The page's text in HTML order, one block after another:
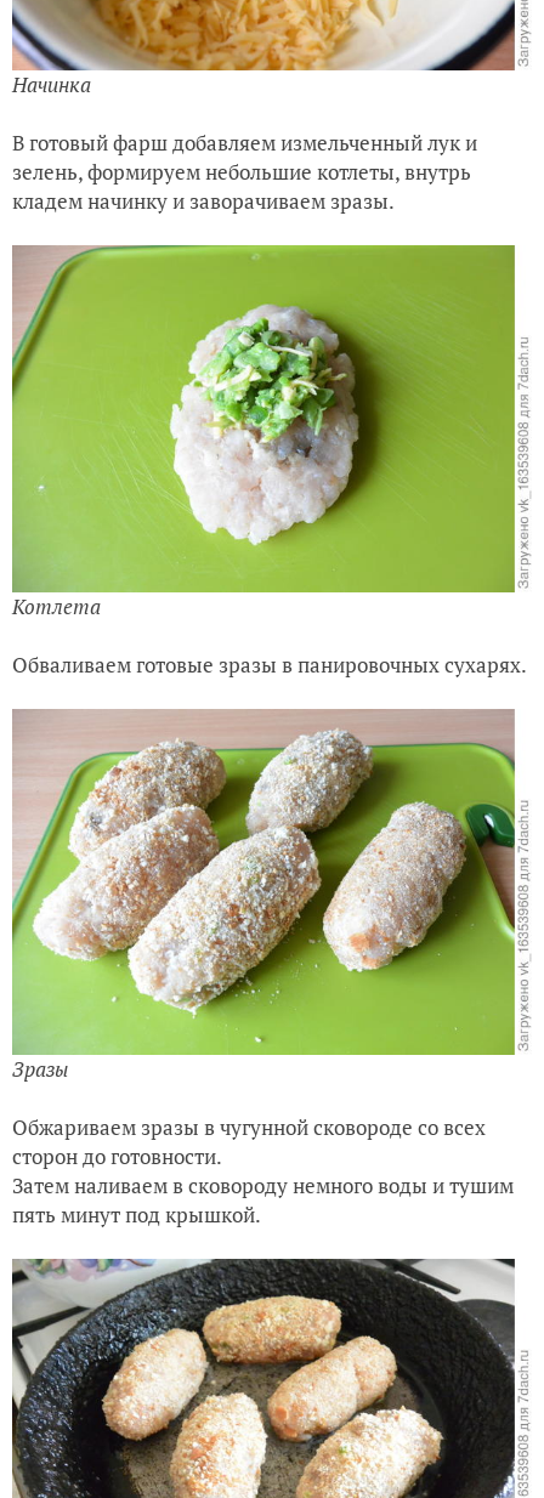
Начинка
В готовый фарш добавляем измельченный лук и
зелень, формируем небольшие котлеты, внутрь
кладем начинку и заворачиваем зразы.
Котлета
Обваливаем готовые зразы в панировочных сухарях.
Зразы
Обжариваем зразы в чугунной сковороде со всех
сторон до готовности.
Затем наливаем в сковороду немного воды и тушим
пять минут под крышкой.